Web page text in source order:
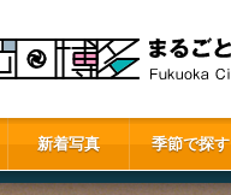
新着写真 季節で探す